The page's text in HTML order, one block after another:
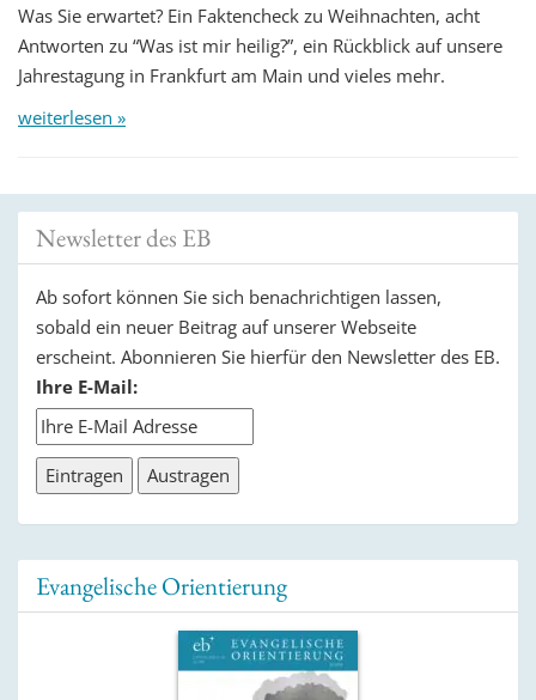
Was Sie erwartet? Ein Faktencheck zu Weihnachten, acht
Antworten zu “Was ist mir heilig?”, ein Rückblick auf unsere
Jahrestagung in Frankfurt am Main und vieles mehr.
weiterlesen »
Newsletter des EB
Ab sofort können Sie sich benachrichtigen lassen,
sobald ein neuer Beitrag auf unserer Webseite
erscheint. Abonnieren Sie hierfür den Newsletter des EB.
Ihre E-Mail:
Evangelische Orientierung